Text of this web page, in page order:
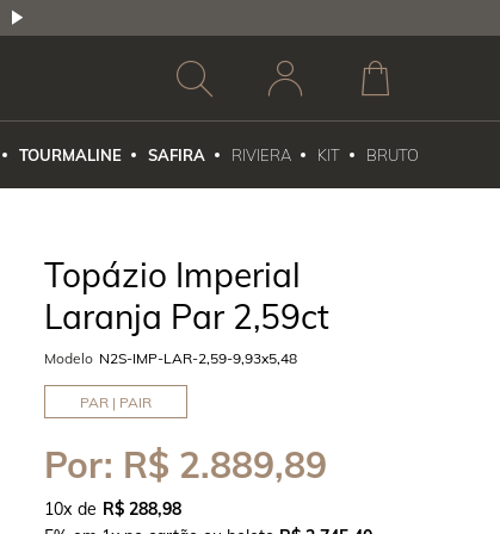
TOURMALINE SAFIRA RIVIERA KIT BRUTO
Topázio Imperial
Laranja Par 2,59ct
Modelo N2S-IMP-LAR-2,59-9,93x5,48
PAR | PAIR
Por: R$ 2.889,89
10x
R$ 288,98